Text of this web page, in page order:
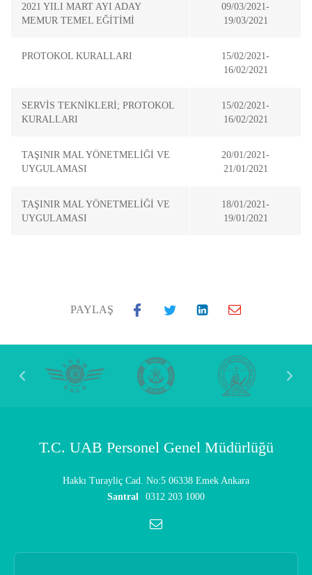
2021 YILI MART AYI ADAY
MEMUR TEMEL EĞİTİMİ
09/03/2021-
19/03/2021
PROTOKOL KURALLARI
15/02/2021-
16/02/2021
SERVİS TEKNİKLERİ; PROTOKOL
KURALLARI
15/02/2021-
16/02/2021
TAŞINIR MAL YÖNETMELİĞİ VE
UYGULAMASI
20/01/2021-
21/01/2021
TAŞINIR MAL YÖNETMELİĞİ VE
UYGULAMASI
18/01/2021-
19/01/2021
PAYLAŞ
T.C. UAB Personel Genel Müdürlüğü
Hakkı Turayliç Cad. No:5 06338 Emek Ankara
Santral
0312 203 1000